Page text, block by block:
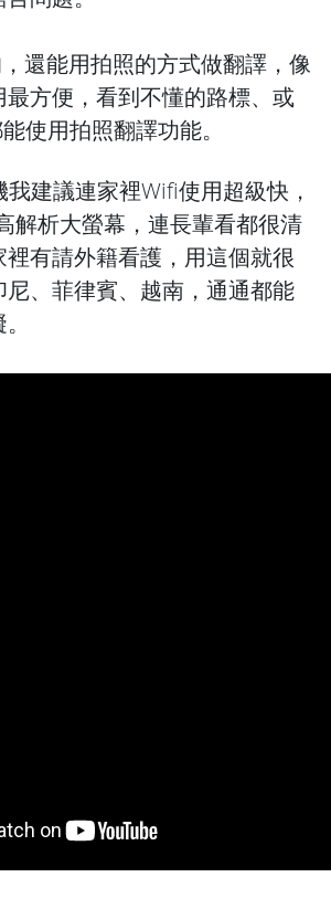
還能用拍照的方式做翻譯，像
方便，看到不懂的路標、或
使用拍照翻譯功能。
建議連家裡Wifi使用超級快，
解析大螢幕，連長輩看都很清
有請外籍看護，用這個就很
、菲律賓、越南，通通都能